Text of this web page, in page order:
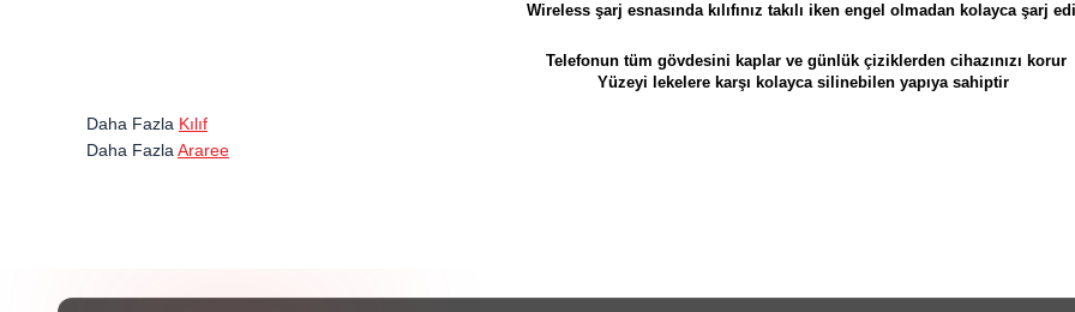
Wireless şarj esnasında kılıfınız takılı iken engel olmadan kolayca şarj
Telefonun tüm gövdesini kaplar ve günlük çiziklerden cihazınızı korur
Yüzeyi lekelere karşı kolayca silinebilen yapıya sahiptir
Daha Fazla Kılıf
Daha Fazla Araree